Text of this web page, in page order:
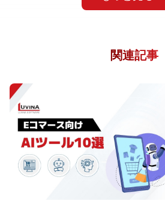
関連記事